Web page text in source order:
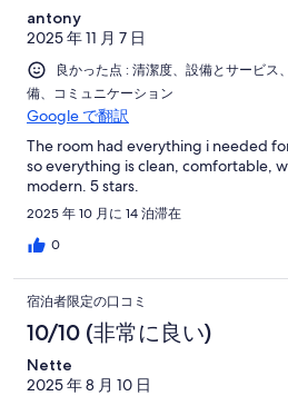
antony
2025 年 11 月 7 日
良かった点 : 清潔度、設備とサービス
備、コミュニケーション
Google で翻訳
The room had everything i needed
so everything is clean, comfortable,
modern. 5 stars.
2025 年 10 月に 14 泊滞在
0
宿泊者限定の口コミ
10/10 (非常に良い)
Nette
2025 年 8 月 10 日